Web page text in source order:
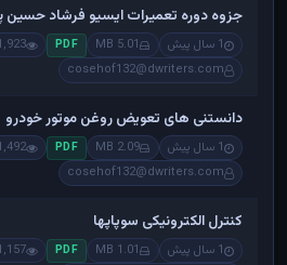
جزوه دوره تعمیرات ایسیو فرشاد حسین
1 سال پیش 5.01 MB
PDF
cosehof132@dwriters.com
دانستنی های تعویض روغن موتور خودرو
1 سال پیش 2.09 MB
PDF
cosehof132@dwriters.com
کنترل الکترونیکی سوپاپها
1 سال پیش 1.01 MB
PDF